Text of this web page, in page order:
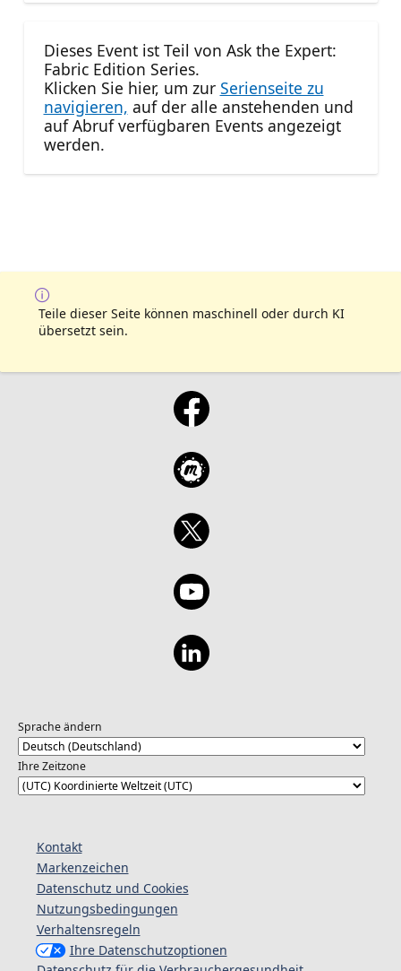
Dieses Event ist Teil von Ask the Expert:
Fabric Edition Series.
Klicken Sie hier, um zur Serienseite zu
navigieren, auf der alle anstehenden und
auf Abruf verfügbaren Events angezeigt
werden.
Teile dieser Seite können maschinell oder durch KI
übersetzt sein.
Sprache ändern
Ihre Zeitzone
Kontakt
Markenzeichen
Datenschutz und Cookies
Nutzungsbedingungen
Verhaltensregeln
Ihre Datenschutzoptionen